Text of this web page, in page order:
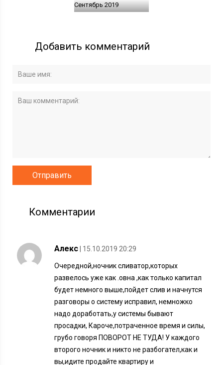
Сентябрь 2019
Добавить комментарий
Комментарии
Алекс | 15.10.2019 20:29
Очередной,ночник сливатор,которых
развелось уже как .овна ,как только капитал
будет немного выше,пойдет слив и начнутся
разговоры о систему исправил, немножко
надо доработать,у системы бывают
просадки, Кароче,потраченное время и силы,
грубо говоря ПОВОРОТ НЕ ТУДА! У каждого
второго ночник и никто не разбогател,как и
вы,идите продайте квартиру и